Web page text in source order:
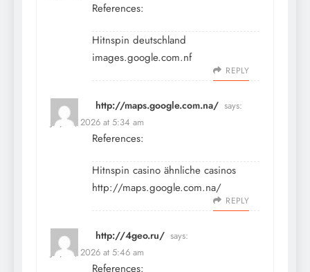
References:
Hitnspin deutschland
images.google.com.nf
REPLY
http://maps.google.com.na/ says:
July 17, 2026 at 5:34 am
References:
Hitnspin casino ähnliche casinos
http://maps.google.com.na/
REPLY
http://4geo.ru/ says:
July 17, 2026 at 5:46 am
References: